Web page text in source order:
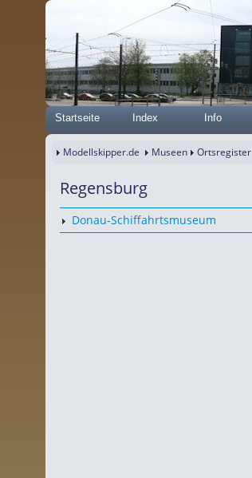
Startseite Index Info
Modellskipper.de Museen Ortsregister
Regensburg
Donau-Schiffahrtsmuseum